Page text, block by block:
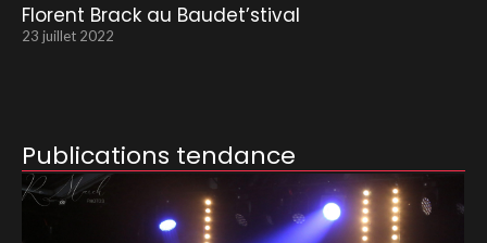
Florent Brack au Baudet’stival
23 juillet 2022
Publications tendance